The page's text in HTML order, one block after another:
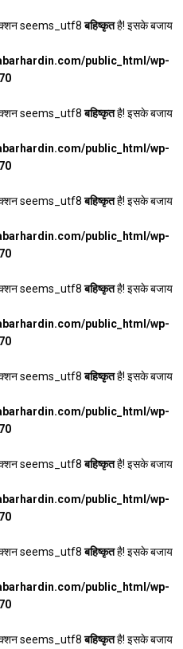
seems_utf8बहिष्कृतहै! इसके बजाय
public_html/wp-
seems_utf8बहिष्कृतहै! इसके बजाय
public_html/wp-
seems_utf8बहिष्कृतहै! इसके बजाय
public_html/wp-
seems_utf8बहिष्कृतहै! इसके बजाय
public_html/wp-
seems_utf8बहिष्कृतहै! इसके बजाय
public_html/wp-
seems_utf8बहिष्कृतहै! इसके बजाय
public_html/wp-
seems_utf8बहिष्कृतहै! इसके बजाय
public_html/wp-
seems_utf8बहिष्कृतहै! इसके बजाय